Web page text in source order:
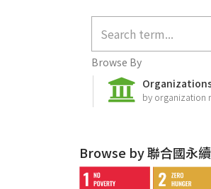
Browse By
by organization
Browse by 聯合國永